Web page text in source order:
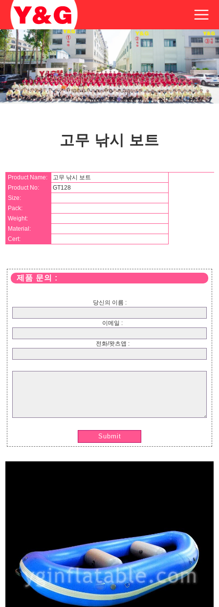
고무 낚시 보트
Product Name:
고무 낚시 보트
Product No:
GT128
Size:
Pack:
Weight:
Material:
Cert:
제품 문의 :
당신의 이름 :
이메일 :
전화/왓츠앱 :
Submit